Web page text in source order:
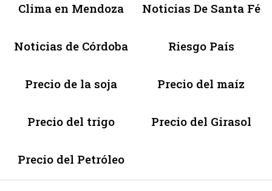
Clima en Mendoza Noticias De Santa Fé
Noticias de Córdoba Riesgo País
Precio de la soja Precio del maíz
Precio del trigo Precio del Girasol
Precio del Petróleo